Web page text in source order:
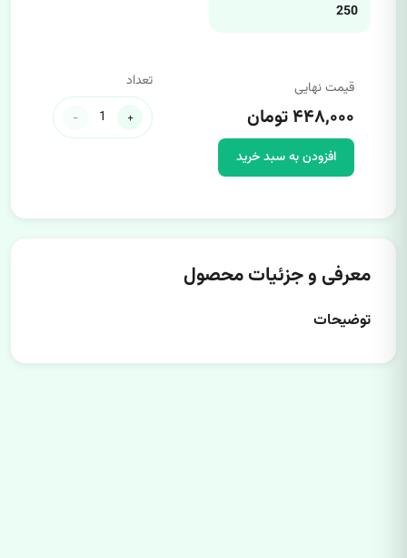
250
قیمت نهایی
۴۴۸,۰۰۰ تومان
تعداد
+
-
افزودن به سبد خرید
معرفی و جزئیات محصول
توضیحات